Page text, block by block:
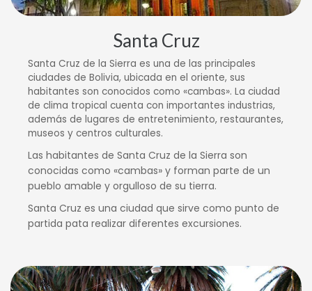
Santa Cruz
Santa Cruz de la Sierra es una de las principales
ciudades de Bolivia, ubicada en el oriente, sus
habitantes son conocidos como «cambas». La ciudad
de clima tropical cuenta con importantes industrias,
además de lugares de entretenimiento, restaurantes,
museos y centros culturales.
Las habitantes de Santa Cruz de la Sierra son
conocidas como «cambas» y forman parte de un
pueblo amable y orgulloso de su tierra.
Santa Cruz es una ciudad que sirve como punto de
partida pata realizar diferentes excursiones.